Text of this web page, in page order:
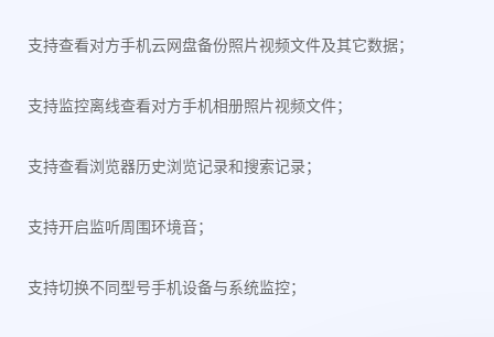
支持查看对方手机云网盘备份照片视频文件及其它数据；
支持监控离线查看对方手机相册照片视频文件；
支持查看浏览器历史浏览记录和搜索记录；
支持开启监听周围环境音；
支持切换不同型号手机设备与系统监控；